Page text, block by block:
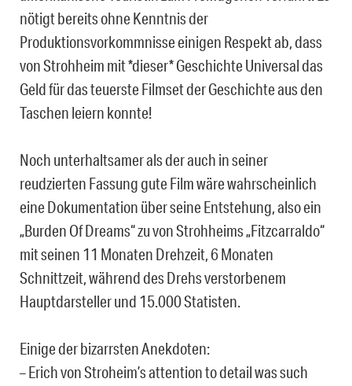
nötigt bereits ohne Kenntnis der
Produktionsvorkommnisse einigen Respekt ab, dass
von Strohheim mit *dieser* Geschichte Universal das
Geld für das teuerste Filmset der Geschichte aus den
Taschen leiern konnte!
Noch unterhaltsamer als der auch in seiner
reudzierten Fassung gute Film wäre wahrscheinlich
eine Dokumentation über seine Entstehung, also ein
„Burden Of Dreams“ zu von Strohheims „Fitzcarraldo“
mit seinen 11 Monaten Drehzeit, 6 Monaten
Schnittzeit, während des Drehs verstorbenem
Hauptdarsteller und 15.000 Statisten.
Einige der bizarrsten Anekdoten:
– Erich von Stroheim’s attention to detail was such